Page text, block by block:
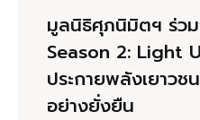
มูลนิธิศุภนิมิตฯ ร่ว
Season 2: Light
ประกายพลังเยาว
อย่างยั่งยืน